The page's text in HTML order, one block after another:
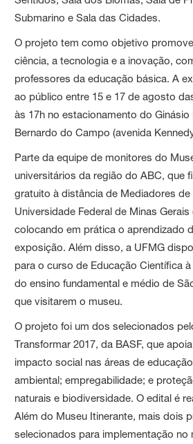
Submarino e Sala das Cidades.
O projeto tem como objetivo
ciência, a tecnologia e a inovação,
professores da educação básica. A
ao público entre 15 e 17 de agosto
às 17h no estacionamento do
Bernardo do Campo (avenida
Parte da equipe de monitores do
universitários da região do ABC, que
gratuito à distância de Mediadores de
Universidade Federal de Minas
colocando em prática o aprendizado
exposição. Além disso, a UFMG
para o curso de Educação Científica
do ensino fundamental e médio de
que visitarem o museu.
O projeto foi um dos selecionados
Transformar 2017, da BASF, que
impacto social nas áreas de
ambiental; empregabilidade; e
naturais e biodiversidade. O edital é
Além do Museu Itinerante, mais dois
selecionados para implementação no